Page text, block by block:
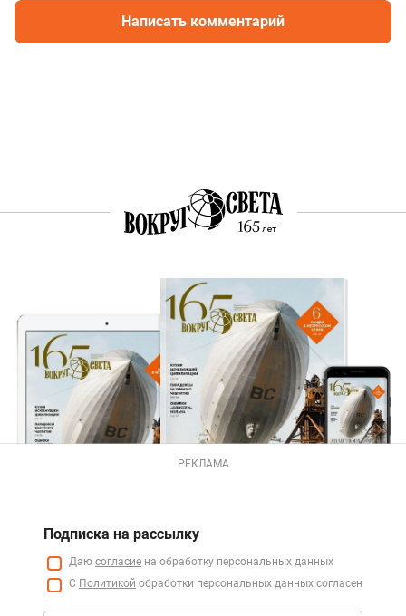
Написать комментарий
РЕКЛАМА
Подписка на рассылку
Даю согласие на обработку персональных данных
С Политикой обработки персональных данных согласен